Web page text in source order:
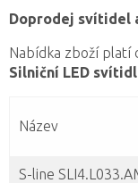
Doprodej svítidel
Nabídka zboží platí
Silniční LED
Název
S-line